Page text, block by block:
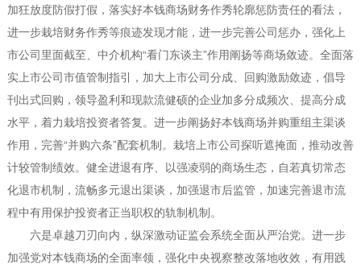
加狂放度防假打假，落实好本钱商场财务作秀轮廓惩防责任的看法，
进一步栽培财务作秀等痕迹发现才能，进一步完善公司惩办，强化上
市公司里面截至、中介机构“看门东谈主”作用阐扬等商场敛迹。全面落
实上市公司市值管制指引，加大上市公司分成、回购激励敛迹，倡导
刊出式回购，领导盈利和现款流健硕的企业加多分成频次、提高分成
水平，着力栽培投资者答复。进一步阐扬好本钱商场并购重组主渠谈
作用，完善“并购六条”配套机制。栽培上市公司探听遮掩面，推动改善
计较管制绩效。健全进退有序、以强凌弱的商场生态，自若真切常态
化退市机制，流畅多元退出渠谈，加强退市后监管，加速完善退市流
程中有用保护投资者正当职权的轨制机制。
六是卓越刀刃向内，纵深激动证监会系统全面从严治党。进一步
加强党对本钱商场的全面率领，强化中央视察整改落地收效，有用践